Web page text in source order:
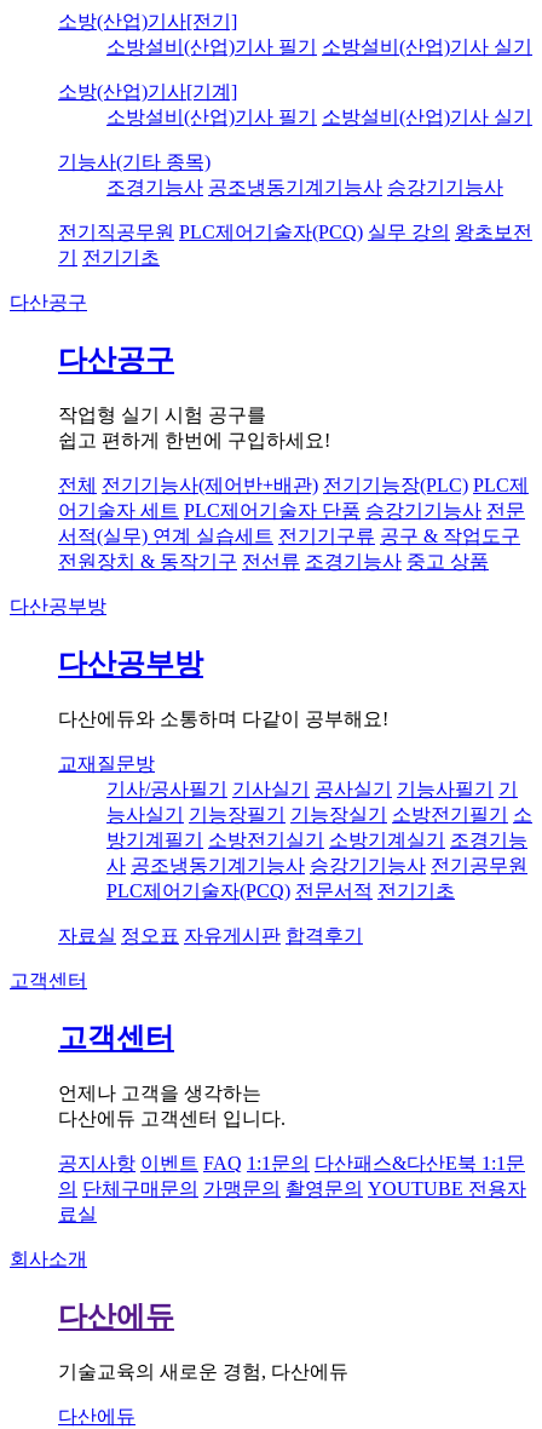
소방(산업)기사[전기]
소방설비(산업)기사 필기
소방설비(산업)기사 실기
소방(산업)기사[기계]
소방설비(산업)기사 필기
소방설비(산업)기사 실기
기능사(기타 종목)
조경기능사 공조냉동기계기능사 승강기기능사
전기직공무원 PLC제어기술자(PCQ) 실무 강의 왕초보전
기
전기기초
다산공구
다산공구
작업형 실기 시험 공구를
쉽고 편하게 한번에 구입하세요!
전체 전기기능사(제어반+배관) 전기기능장(PLC) PLC제
어기술자 세트 PLC제어기술자 단품 승강기기능사 전문
서적(실무) 연계 실습세트 전기기구류 공구 & 작업도구
전원장치 & 동작기구 전선류 조경기능사 중고 상품
다산공부방
다산공부방
다산에듀와 소통하며 다같이 공부해요!
교재질문방
기사/공사필기
기사실기 공사실기 기능사필기
기
능사실기
기능장필기 기능장실기 소방전기필기
소
방기계필기
소방전기실기 소방기계실기
조경기능
사 공조냉동기계기능사 승강기기능사 전기공무원
PLC제어기술자(PCQ) 전문서적 전기기초
자료실 정오표 자유게시판 합격후기
고객센터
고객센터
언제나 고객을 생각하는
다산에듀 고객센터 입니다.
공지사항 이벤트 FAQ 1:1문의 다산패스&다산E북 1:1문
의 단체구매문의 가맹문의 촬영문의 YOUTUBE 전용자
료실
회사소개
다산에듀
기술교육의 새로운 경험, 다산에듀
다산에듀